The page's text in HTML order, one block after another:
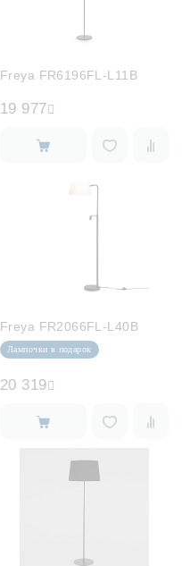
Freya FR6196FL-L11B
19 977
Freya FR2066FL-L40B
Лампочки в подарок
20 319